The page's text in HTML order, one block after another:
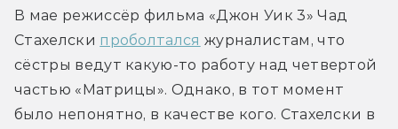
В мае режиссёр фильма «Джон Уик 3» Чад
Стахелски проболтался журналистам, что
сёстры ведут какую-то работу над четвертой
частью «Матрицы». Однако, в тот момент
было непонятно, в качестве кого. Стахелски в